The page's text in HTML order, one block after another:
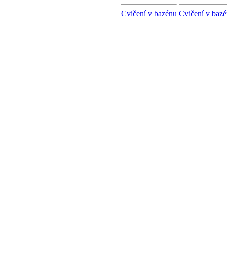
Cvičení v bazénu Cvičení v